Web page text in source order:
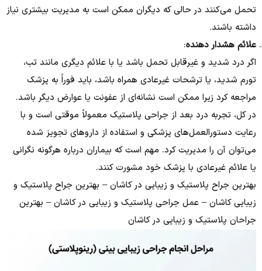
تحمل می‌کنند در حالی که دیگران ممکن است به مدیریت بیشتری نیاز
داشته باشند.
علائم هشدار دهنده:
اگر درد شدید و غیرقابل تحمل باشد یا با علائم دیگری مانند تب،
تورم شدید، یا ترشحات غیرعادی همراه باشد، باید فوراً به پزشک
مراجعه کرد زیرا ممکن است نشانه‌ای از عفونت یا عوارض دیگر باشد.
در کل، تجربه درد بعد از جراحی پلاستیک معمولاً موقتی است و با
رعایت دستورالعمل‌های پزشکی و استفاده از داروهای تجویز شده
می‌توان آن را مدیریت کرد. مهم است که بیماران درباره هرگونه نگرانی
یا علائم غیرعادی با پزشک خود مشورت کنند.
بهترین جراح پلاستیک و زیبایی در کاشان – بهترین جراح پلاستیک و
زیبایی کاشان – عمل جراحی پلاستیک و زیبایی در کاشان – بهترین
جراحان پلاستیک و زیبایی در کاشان